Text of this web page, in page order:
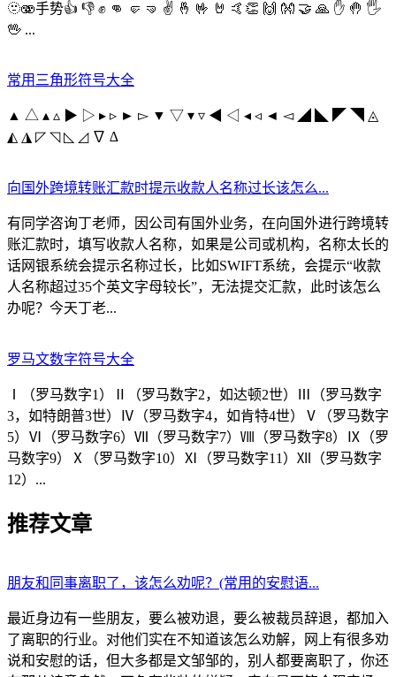
🫥🫨手势👍 👎 ✊ 👊 🤛 🤜 ✌️ 🤞 🤟 🤘 🤙👏 🙌 👐 🤝 🙏 ✋ 🤚 🖐
🖖 ...
常用三角形符号大全
▲ △ ▴ ▵ ▶ ▷ ▸ ▹ ► ▻ ▼ ▽ ▾ ▿ ◀ ◁ ◂ ◃ ◄ ◅ ◢ ◣ ◤ ◥ ◬
◭ ◮ ◸ ◹ ◺ ◿ ∇ ∆
向国外跨境转账汇款时提示收款人名称过长该怎么...
有同学咨询丁老师，因公司有国外业务，在向国外进行跨境转
账汇款时，填写收款人名称，如果是公司或机构，名称太长的
话网银系统会提示名称过长，比如SWIFT系统，会提示“收款
人名称超过35个英文字母较长”，无法提交汇款，此时该怎么
办呢？今天丁老...
罗马文数字符号大全
Ⅰ（罗马数字1）Ⅱ（罗马数字2，如达顿2世）Ⅲ（罗马数字
3，如特朗普3世）Ⅳ（罗马数字4，如肯特4世）Ⅴ（罗马数字
5）Ⅵ（罗马数字6）Ⅶ（罗马数字7）Ⅷ（罗马数字8）Ⅸ（罗
马数字9）Ⅹ（罗马数字10）Ⅺ（罗马数字11）Ⅻ（罗马数字
12）...
推荐文章
朋友和同事离职了，该怎么劝呢？(常用的安慰语...
最近身边有一些朋友，要么被劝退，要么被裁员辞退，都加入
了离职的行业。对他们实在不知道该怎么劝解，网上有很多劝
说和安慰的话，但大多都是文邹邹的，别人都要离职了，你还